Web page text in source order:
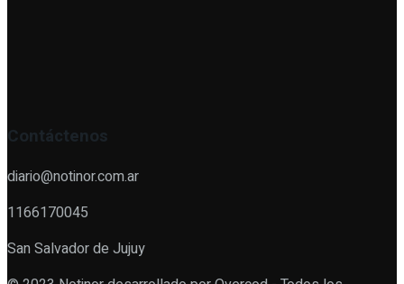
Contáctenos
diario@notinor.com.ar
1166170045
San Salvador de Jujuy